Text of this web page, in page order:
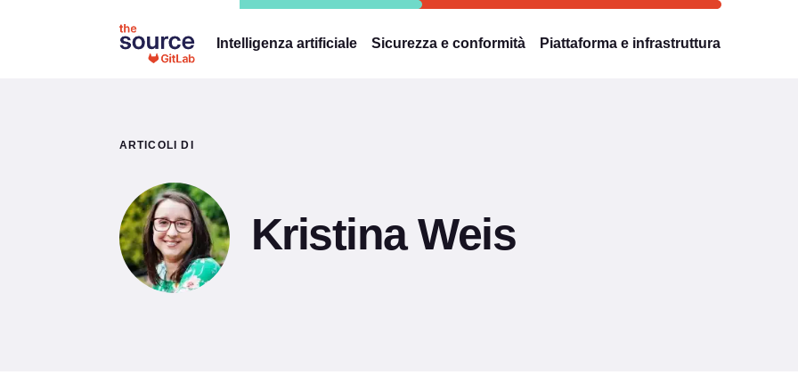
Intelligenza artificiale Sicurezza e conformità Piattaforma e infrastruttura
ARTICOLI DI
Kristina Weis